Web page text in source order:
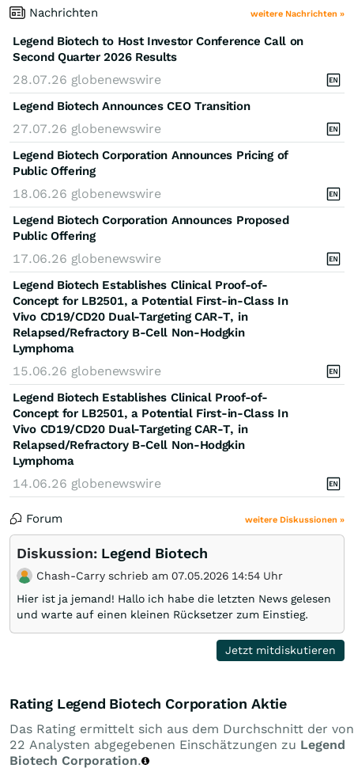
Nachrichten weitere Nachrichten »
Legend Biotech to Host Investor Conference Call on
Second Quarter 2026 Results
28.07.26 globenewswire
Legend Biotech Announces CEO Transition
27.07.26 globenewswire
Legend Biotech Corporation Announces Pricing of
Public Offering
18.06.26 globenewswire
Legend Biotech Corporation Announces Proposed
Public Offering
17.06.26 globenewswire
Legend Biotech Establishes Clinical Proof-of-
Concept for LB2501, a Potential First-in-Class In
Vivo CD19/CD20 Dual-Targeting CAR-T, in
Relapsed/Refractory B-Cell Non-Hodgkin
Lymphoma
15.06.26 globenewswire
Legend Biotech Establishes Clinical Proof-of-
Concept for LB2501, a Potential First-in-Class In
Vivo CD19/CD20 Dual-Targeting CAR-T, in
Relapsed/Refractory B-Cell Non-Hodgkin
Lymphoma
14.06.26 globenewswire
Forum weitere Diskussionen »
Diskussion: Legend Biotech
Chash-Carry schrieb am 07.05.2026 14:54 Uhr
Hier ist ja jemand! Hallo ich habe die letzten News gelesen
und warte auf einen kleinen Rücksetzer zum Einstieg.
Jetzt mitdiskutieren
Rating Legend Biotech Corporation Aktie
Das Rating ermittelt sich aus dem Durchschnitt der von
22 Analysten abgegebenen Einschätzungen zu Legend
Biotech Corporation.